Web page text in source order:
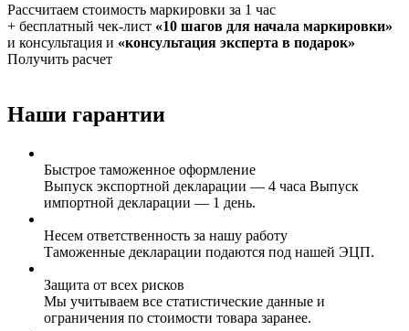
Рассчитаем стоимость маркировки за 1 час
+ бесплатный чек-лист «10 шагов для начала маркировки»
и консультация и «консультация эксперта в подарок»
Получить расчет
Наши гарантии
Быстрое таможенное оформление
Выпуск экспортной декларации — 4 часа Выпуск
импортной декларации — 1 день.
Несем ответственность за нашу работу
Таможенные декларации подаются под нашей ЭЦП.
Защита от всех рисков
Мы учитываем все статистические данные и
ограничения по стоимости товара заранее.